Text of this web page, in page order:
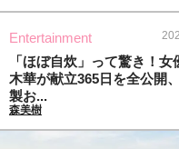
Entertainment
「ほぼ自炊」って驚き！女
木華が献立365日を全公開
製お...
森美樹